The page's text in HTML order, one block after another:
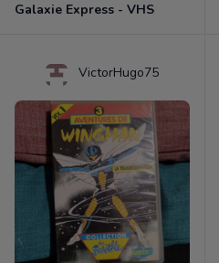
Galaxie Express - VHS
VictorHugo75